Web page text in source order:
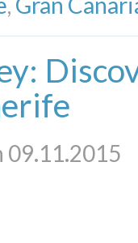
09.11.2015